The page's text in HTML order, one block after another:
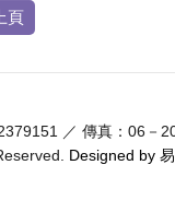
頁
／ 傳真：06
Designed by